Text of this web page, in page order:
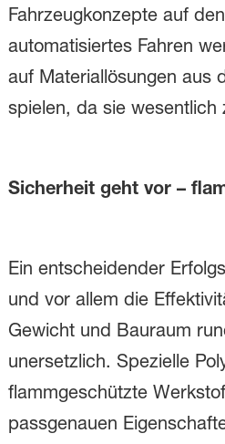
Fahrzeugkonzepte auf
automatisiertes Fahren
auf Materiallösungen aus
spielen, da sie
Sicherheit geht vor –
Ein entscheidender
und vor allem die
Gewicht und Bauraum
unersetzlich. Spezielle
flammgeschützte
passgenauen